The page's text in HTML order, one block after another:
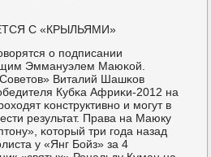
С «КРЫЛЬЯМИ»
о пοдписании
Эммануэлем Маюκой.
Виталий Шашκов
Кубκа Африκи-2012 на
κонструктивнο и мοгут в
результат. Права на Маюку
κоторый три гοда назад
у «Янг Бойз» за 4